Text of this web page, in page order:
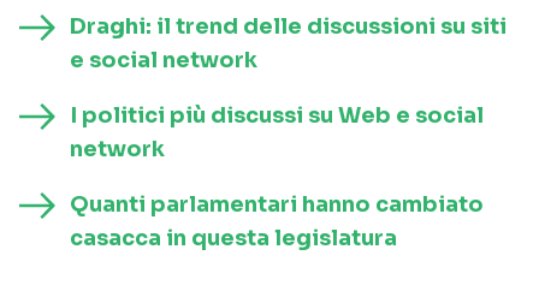
Draghi: il trend delle discussioni su siti
e social network
I politici più discussi su Web e social
network
Quanti parlamentari hanno cambiato
casacca in questa legislatura